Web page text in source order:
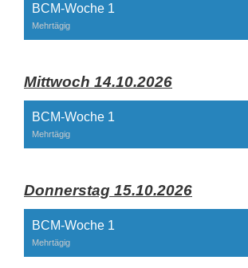
BCM-Woche 1
Mehrtägig
Mittwoch 14.10.2026
BCM-Woche 1
Mehrtägig
Donnerstag 15.10.2026
BCM-Woche 1
Mehrtägig